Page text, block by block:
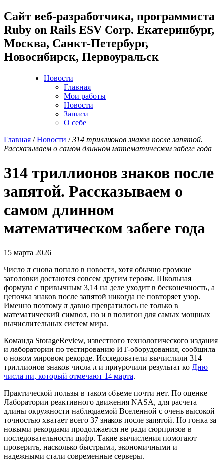
Cайт веб-разработчика, программиста
Ruby on Rails ESV Corp. Екатеринбург,
Москва, Санкт-Петербург,
Новосибирск, Первоуральск
Новости
Главная
Мои работы
Новости
Записи
О себе
Главная /Новости /314 триллионов знаков после запятой.
Рассказываем о самом длинном математическом забеге года
314 триллионов знаков после
запятой. Рассказываем о
самом длинном
математическом забеге года
15 марта 2026
Число π снова попало в новости, хотя обычно громкие
заголовки достаются совсем другим героям. Школьная
формула с привычным 3,14 на деле уходит в бесконечность, а
цепочка знаков после запятой никогда не повторяет узор.
Именно поэтому π давно превратилось не только в
математический символ, но и в полигон для самых мощных
вычислительных систем мира.
Команда StorageReview, известного технологического издания
и лаборатории по тестированию ИТ-оборудования, сообщила
о новом мировом рекорде. Исследователи вычислили 314
триллионов знаков числа π и приурочили результат ко Дню
числа пи, который отмечают 14 марта.
Практической пользы в таком объеме почти нет. По оценке
Лаборатории реактивного движения NASA, для расчета
длины окружности наблюдаемой Вселенной с очень высокой
точностью хватает всего 37 знаков после запятой. Но гонка за
новыми рекордами продолжается не ради сюрпризов в
последовательности цифр. Такие вычисления помогают
проверить, насколько быстрыми, экономичными и
надежными стали современные серверы.